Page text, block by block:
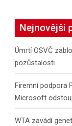
h
Nejnovější
Úmrtí OSVČ
pozůstalosti
Firemní podpora
Microsoft
WTA zavádí